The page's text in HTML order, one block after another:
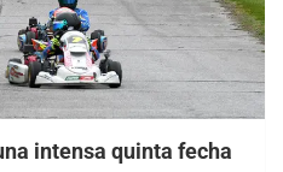
intensa quinta fecha